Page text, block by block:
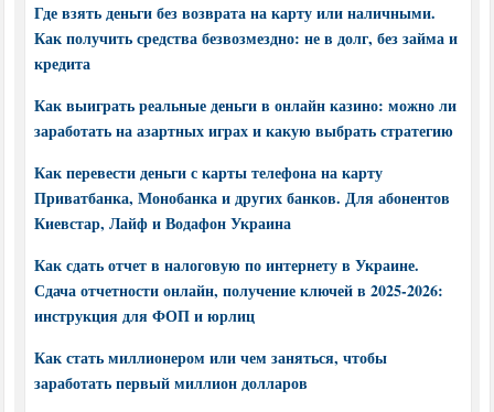
Где взять деньги без возврата на карту или наличными.
Как получить средства безвозмездно: не в долг, без займа и
кредита
Как выиграть реальные деньги в онлайн казино: можно ли
заработать на азартных играх и какую выбрать стратегию
Как перевести деньги с карты телефона на карту
Приватбанка, Монобанка и других банков. Для абонентов
Киевстар, Лайф и Водафон Украина
Как сдать отчет в налоговую по интернету в Украине.
Сдача отчетности онлайн, получение ключей в 2025-2026:
инструкция для ФОП и юрлиц
Как стать миллионером или чем заняться, чтобы
заработать первый миллион долларов